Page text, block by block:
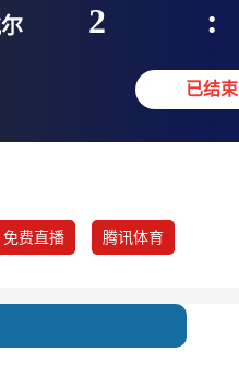
2 :
已结束
免费直播 腾讯体育